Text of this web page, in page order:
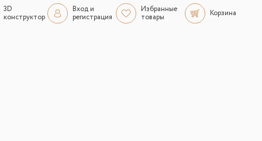
3D
конструктор
Вход и
регистрация
Избранные
товары
Корзина